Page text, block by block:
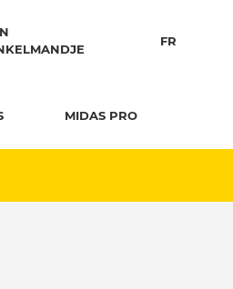
FR
MIDAS PRO